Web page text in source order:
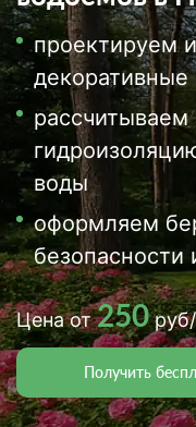
проектируем
рассчитываем
воды
оформляем
безопасности
Цена от250руб/
Получить